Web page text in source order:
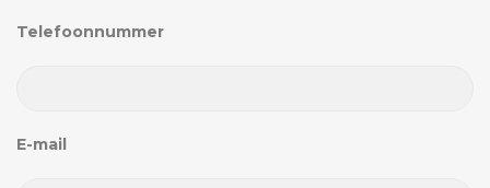
Telefoonnummer
E-mail